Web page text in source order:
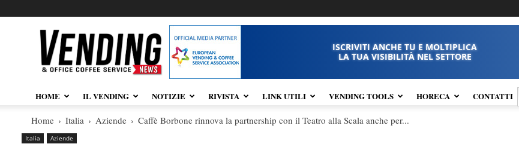
Vendingnews.it
ISCRIVITI ANCHE TU E MOLTIPLICA
LA TUA VISIBILITÀ NEL SETTORE
HOME IL VENDING NOTIZIE RIVISTA LINK UTILI VENDING TOOLS HORECA CONTATTI
Home Italia Aziende Caffè Borbone rinnova la partnership con il Teatro alla Scala anche per...
Italia Aziende